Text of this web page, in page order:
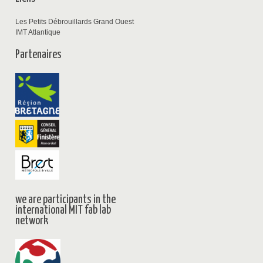
Les Petits Débrouillards Grand Ouest
IMT Atlantique
Partenaires
we are participants in the
international MIT fab lab
network